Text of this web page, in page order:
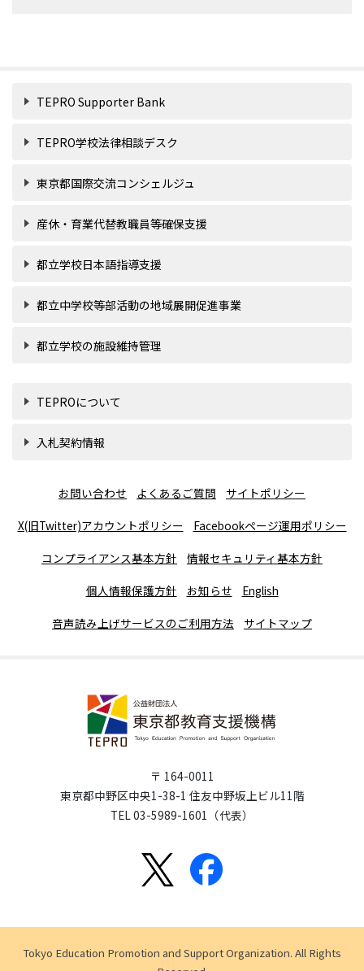
TEPRO Supporter Bank
TEPRO学校法律相談デスク
東京都国際交流コンシェルジュ
産休・育業代替教職員等確保支援
都立学校日本語指導支援
都立中学校等部活動の地域展開促進事業
都立学校の施設維持管理
TEPROについて
入札契約情報
お問い合わせ よくあるご質問
サイトポリシー
X(旧Twitter)アカウントポリシー
Facebookページ運用ポリシー
コンプライアンス基本方針
情報セキュリティ基本方針
個人情報保護方針
お知らせ
English
音声読み上げサービスのご利用方法
サイトマップ
〒 164-0011
東京都中野区中央1-38-1 住友中野坂上ビル11階
TEL 03-5989-1601（代表）
Tokyo Education Promotion and Support Organization. All Rights